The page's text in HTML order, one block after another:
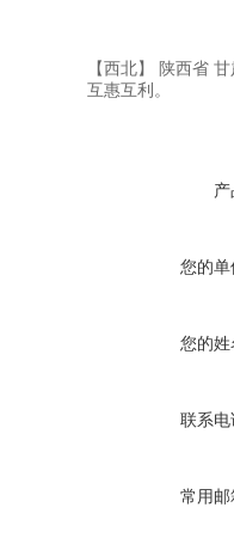
【西北】 陕西省
互惠互利。
您的单
您的姓
联系电
常用邮